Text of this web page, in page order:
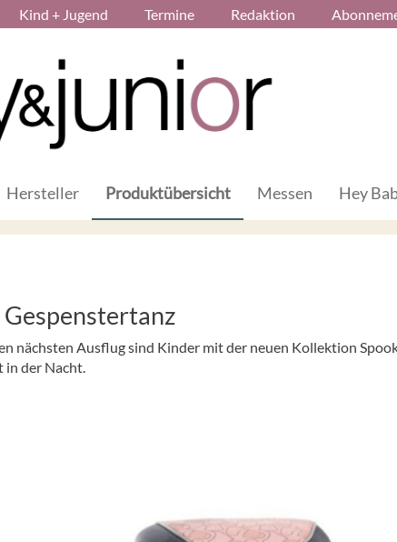
Kind + Jugend Termine Redaktion
Hersteller Produktübersicht Messen Hey
nächsten Ausflug sind Kinder mit der neuen Kollektion
in der Nacht.